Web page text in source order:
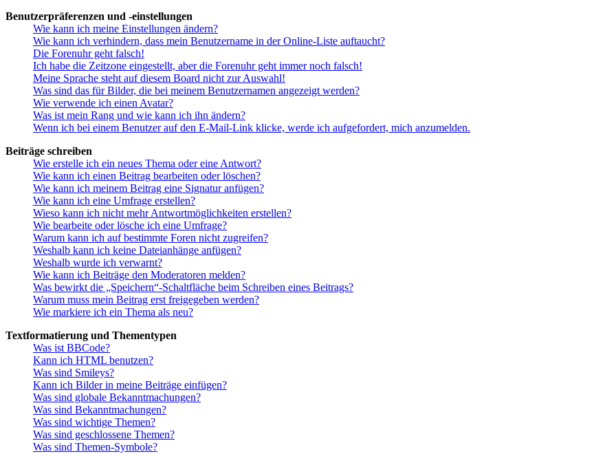
Benutzerpräferenzen und -einstellungen
Wie kann ich meine Einstellungen ändern?
Wie kann ich verhindern, dass mein Benutzername in der Online-Liste auftaucht?
Die Forenuhr geht falsch!
Ich habe die Zeitzone eingestellt, aber die Forenuhr geht immer noch falsch!
Meine Sprache steht auf diesem Board nicht zur Auswahl!
Was sind das für Bilder, die bei meinem Benutzernamen angezeigt werden?
Wie verwende ich einen Avatar?
Was ist mein Rang und wie kann ich ihn ändern?
Wenn ich bei einem Benutzer auf den E-Mail-Link klicke, werde ich aufgefordert, mich anzumelden.
Beiträge schreiben
Wie erstelle ich ein neues Thema oder eine Antwort?
Wie kann ich einen Beitrag bearbeiten oder löschen?
Wie kann ich meinem Beitrag eine Signatur anfügen?
Wie kann ich eine Umfrage erstellen?
Wieso kann ich nicht mehr Antwortmöglichkeiten erstellen?
Wie bearbeite oder lösche ich eine Umfrage?
Warum kann ich auf bestimmte Foren nicht zugreifen?
Weshalb kann ich keine Dateianhänge anfügen?
Weshalb wurde ich verwarnt?
Wie kann ich Beiträge den Moderatoren melden?
Was bewirkt die „Speichern“-Schaltfläche beim Schreiben eines Beitrags?
Warum muss mein Beitrag erst freigegeben werden?
Wie markiere ich ein Thema als neu?
Textformatierung und Thementypen
Was ist BBCode?
Kann ich HTML benutzen?
Was sind Smileys?
Kann ich Bilder in meine Beiträge einfügen?
Was sind globale Bekanntmachungen?
Was sind Bekanntmachungen?
Was sind wichtige Themen?
Was sind geschlossene Themen?
Was sind Themen-Symbole?